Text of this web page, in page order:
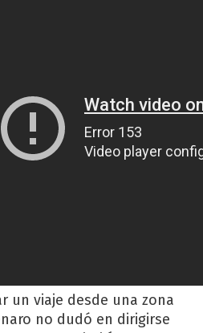
un viaje desde una zona
no dudó en dirigirse